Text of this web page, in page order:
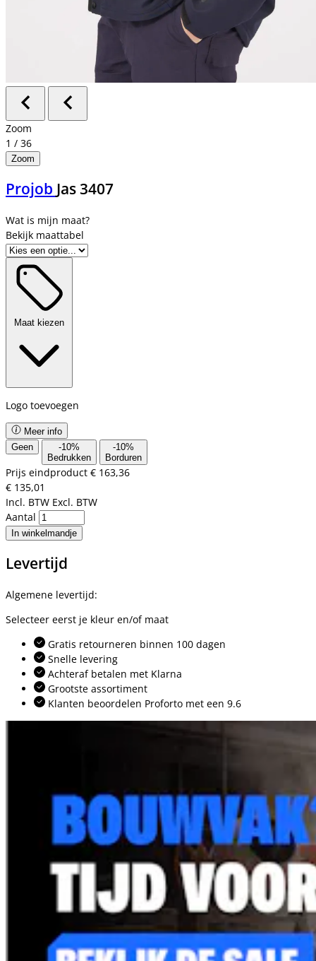
Zoom
1 / 36
Zoom
Projob Jas 3407
Bekijk maattabel
Maat kiezen
Logo toevoegen
Meer info
Geen
-10%
Bedrukken
-10%
Borduren
Prijs eindproduct € 163,36
€ 135,01
Incl. BTW Excl. BTW
Aantal
In winkelmandje
Levertijd
Algemene levertijd:
Selecteer eerst je kleur en/of maat
Gratis retourneren binnen 100 dagen
Snelle levering
Achteraf betalen met Klarna
Grootste assortiment
Klanten beoordelen Proforto met een 9.6